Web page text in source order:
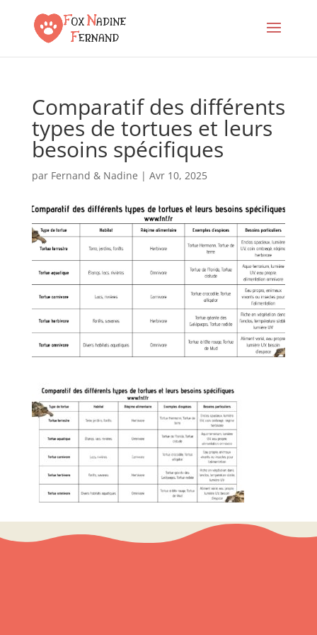
Comparatif des différents
types de tortues et leurs
besoins spécifiques
par Fernand & Nadine | Avr 10, 2025